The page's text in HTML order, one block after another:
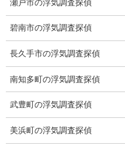
瀬戸市の浮気調査探偵
碧南市の浮気調査探偵
長久手市の浮気調査探偵
南知多町の浮気調査探偵
武豊町の浮気調査探偵
美浜町の浮気調査探偵